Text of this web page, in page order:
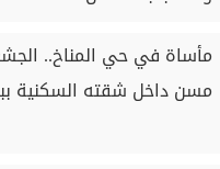
مأساة في حي المناخ..
مسن داخل شقته السكنية